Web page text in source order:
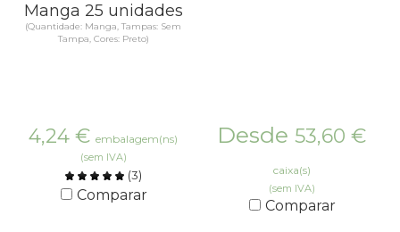
Manga 25 unidades
(Quantidade: Manga, Tampas: Sem
Tampa, Cores: Preto)
4,24 € embalagem(ns)
(sem IVA)
(3)
Comparar
Desde 53,60 €
caixa(s)
(sem IVA)
Comparar